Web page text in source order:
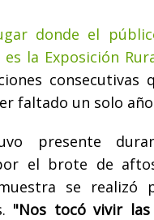
donde el
es la Exposición
consecutivas
faltado un solo
presente
el brote de
se realizó
"Nos tocó vivir